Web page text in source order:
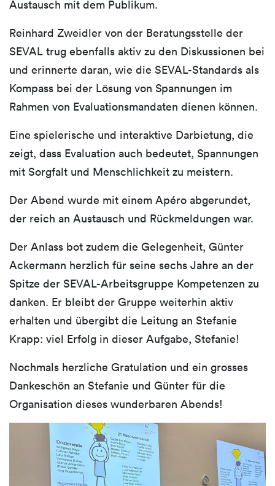
Austausch mit dem Publikum.
Reinhard Zweidler von der Beratungsstelle der
SEVAL trug ebenfalls aktiv zu den Diskussionen bei
und erinnerte daran, wie die SEVAL-Standards als
Kompass bei der Lösung von Spannungen im
Rahmen von Evaluationsmandaten dienen können.
Eine spielerische und interaktive Darbietung, die
zeigt, dass Evaluation auch bedeutet, Spannungen
mit Sorgfalt und Menschlichkeit zu meistern.
Der Abend wurde mit einem Apéro abgerundet,
der reich an Austausch und Rückmeldungen war.
Der Anlass bot zudem die Gelegenheit, Günter
Ackermann herzlich für seine sechs Jahre an der
Spitze der SEVAL-Arbeitsgruppe Kompetenzen zu
danken. Er bleibt der Gruppe weiterhin aktiv
erhalten und übergibt die Leitung an Stefanie
Krapp: viel Erfolg in dieser Aufgabe, Stefanie!
Nochmals herzliche Gratulation und ein grosses
Dankeschön an Stefanie und Günter für die
Organisation dieses wunderbaren Abends!